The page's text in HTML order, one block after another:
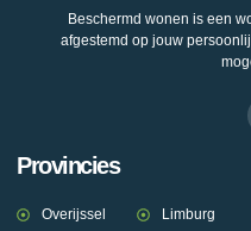
Beschermd wonen is een
afgestemd op jouw
Provincies
Overijssel
Limburg